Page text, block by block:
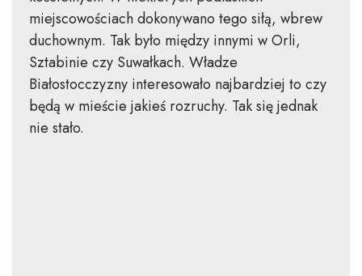
miejscowościach dokonywano tego siłą, wbrew
duchownym. Tak było między innymi w Orli,
Sztabinie czy Suwałkach. Władze
Białostocczyzny interesowało najbardziej to czy
będą w mieście jakieś rozruchy. Tak się jednak
nie stało.